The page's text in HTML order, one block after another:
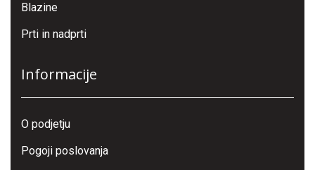
Blazine
Prti in nadprti
Informacije
O podjetju
Pogoji poslovanja